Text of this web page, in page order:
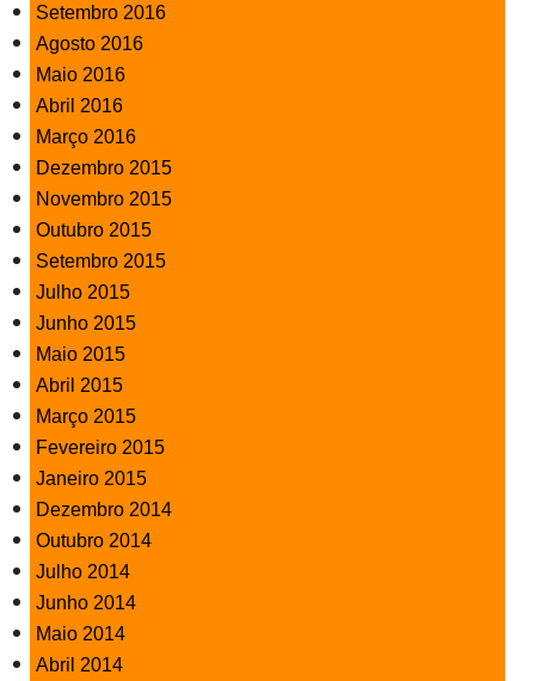
Setembro 2016
Agosto 2016
Maio 2016
Abril 2016
Março 2016
Dezembro 2015
Novembro 2015
Outubro 2015
Setembro 2015
Julho 2015
Junho 2015
Maio 2015
Abril 2015
Março 2015
Fevereiro 2015
Janeiro 2015
Dezembro 2014
Outubro 2014
Julho 2014
Junho 2014
Maio 2014
Abril 2014